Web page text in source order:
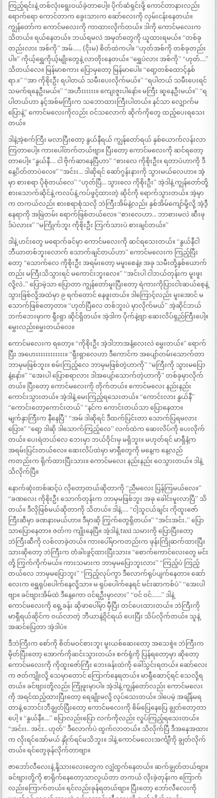
ကြည့်ရင်းနဲ့ တစ်လုံးရွေးဝယ်ခဲ့တာပေါ့။ ပိုက်ဆံရှင်းဖို့ ကောင်တာနားလည်း
ရောက်ရော ကောင်တာက ခွေးသားက ဆော်လေးကို လှမ်းငန်းနေတယ်။
ကျွန်တော်က ကောင်မလေးကို ကာထားလိုက်တယ်။ ဒါကို ကောင်မလေးက
သိတယ်။ ရယ်နေတယ်။ ဘယ်ရမလဲ အမှတ်တွေကို ယူထားရမယ်။ “တစ်ခု
တည်းလား အစ်ကို” အမ်…… (ငိုးမ) စိတ်ထဲကပါ။ “ဟုတ်အစ်ကို တစ်ခုတည်း
ပါ။” ကိုယ့်ရွှေကိုယ့်မျိုးတွေနဲ့ လာတိုးနေတယ်။ “ရွှေပဲလား အစ်ကို” “ဟုတ်….”
သိတယ်လေ။ မြန်မာစကား ပြောမှတော့ မြန်မာပေါ။ “ရော့တစ်ထောင့်နှစ်
ရာ.။” “အာ ကိုစိုးဦး ရပါတယ် သမီးပေးလိုက်မယ်။” “ရပါတယ် သမီးပေးရင်
သမက်ရနေဦးမယ်။” “အဟီးးးးးး။ ကျေးဇူးပါနော်။ မကြီး ဆူနေဦးမယ်။” “ရ
ပါတယ်ဟာ နင့်အစ်မကြီးက သဘောထားကြီးပါတယ်။ နင်သာ လျှောက်မ
ပြောနဲ့” ကောင်မလေးကိုလည်း ဝင်သလောက် ဆိုက်ကိုတွေ ထည့်ပေးရသေး
တယ်။
ဒါနဲ့အဲ့စက်ကြီး မလာပြီးတော့ နွယ်နီရယ် ကျွန်တော်ရယ် နှစ်ယောက်လန်းလာ
ကြတာပေါ့။ ကားပေါ်တက်တယ်ဗျာ။ ပြီးတော့ ကောင်မလေးကို ဆင်ရတော့
တာပေါ့။ “နွယ်နီ…. ငါ ဗိုက်ဆာနေပြီဟာ” “စားလေ ကိုစိုးဦး။ ရတာပဲဟာကို ဒီ
နေ့ပိတ်တာပဲလေ။” “အင်းး… ဒါဆိုရင် ဆော်ဂွန်းနားကို သွားမယ်လေဟာ။ အဲ့
မှာ စားစရာ ပိုစုံတယ်လေ” “ဟုတ်ပြီ… သွားလေ ကိုစိုးဦး” အဲ့ဒါနဲ့ ကျွန်တော်တို့
စားသောက်ဆိုင်နဲ့ ကလပ်နဲ့ ကပ်ဖွင့်ထားတဲ့ ဆိုင်ကို ရောက်သွားတယ်။ အဲ့မှာ
က တကယ်လည်း စားစရာစုံသလို ဘဲကြီးအိမ်နဲ့လည်း နှစ်အိမ်ကျော်မို့လို့ အဲ့ဒီ့
နေရာကို အမြဲတမ်း ရောက်ဖြစ်တယ်လေ။ “စားလေဟာ… ဘာစားမလဲ ဆီးဖု
ဒ်ပဲလား။” “မကြိုက်ဘူး ကိုစိုးဦး ကြက်သားပဲ စားချင်တယ်။”
ဒါနဲ့ ဟင်းတွေ မရောက်ခင်မှာ ကောင်မလေးကို ဆင်ရသေးတယ်။ “နွယ်နီငါ
ဘီယာတစ်ဘူးလောက် သောက်ချင်တယ်ဟာ” ကောင်မလေးက ကြည့်ပြီး
တော့ “သောက်လေ ကိုစိုးဦး အရမ်းတော့ မမူးစေနဲ့။ အခု သမီးတို့နှစ်ယောက်
တည်း မကြီးသိသွားရင် မကောင်းဘူးလေ။” “အင်းပါ ငါဘယ်တုန်းက မူးဖူး
လို့လဲ..” ပြောမဲ့သာ ပြောတာ ကျွန်တော်မူးပြီးတော့ ရဲကားကိုပြားငါးဆယ်စေ့နဲ့
သွားခြစ်လို့အထဲမှာ ၉ ရက်တောင် နေဖူးတယ်။ ဒါကြောင့်လည်း မူးအောင် မ
သောက်ဖြစ်တော့တာ။ “ဟုတ်ပြီလေ တစ်ဘူးပဲ မှာလိုက်မယ်” အဲ့ဆိုင်ဘယ်
ဘက်ဘေးမှာက ရှီးရှာ ဆိုင်ရှိတယ်။ အဲ့ဒါက ပိုက်နဲ့ဗျာ ဆေးလိပ်ရှည်ကြီးပေါ့။
မွှေးလည်းမွှေးတယ်လေ။
ကောင်မလေးက ရတော့။ “ကိုစိုးဦး အဲ့ဒါဘာအနံ့လေးလဲ မွှေးတယ်။” ရောက်
ပြီး အဟေးးးးးးးးးးးး။ “ရှီးရှာလေဟာ ဒီကောင်က အပျော်တမ်းသောက်တာ
ဘာမှမဖြစ်ဘူး။ စမ်းကြည့်လေ ဘာမှမဖြစ်တဲ့ဟာကို” “မကြီးကို သွားမပြော
နဲ့နော်။” “အေးပါ ပြောစရာလား ဒါအပျော်သောက်တဲ့ဟာကို” တစ်ခုမှာလိုက်
တယ်။ ပြီးတော့ ကောင်မလေးကို တိုက်တယ်။ ကောင်မလေး နည်းနည်း
ကောင်းသွားတယ်။ အဲ့ဒါနဲ့ မေးကြည့်ရသေးတယ်။ “ကောင်းလား နွယ်နီ”
“ကောင်းတော့ကောင်းတယ်” “နင်က ကောင်းတယ်သာ ပြောနေတာ။
မျက်နှာကြီးက နီနေပြီ” “အမ် ဒါဆိုရင် ဒီထက်ပြင်းတာ သောက်ပြရမလား
ပြော။” “ရော့ ဒါဆို ဒါသောက်ကြည့်လေ” လက်ထဲက ဆေးလိပ်ကို ပေးလိုက်
တယ်။ ပေးရဲတယ်လေ ဘေးမှာ ဘယ်ဝိုင်းမှ မရှိဘူး။ မဟုတ်ရင် မာရှီနံ့က
အရမ်းပြင်းတယ်လေ။ ဆေးလိပ်ထဲမှာ မာရှီတွေကို မနေ့က နေ့လည်
ကတည်းက ရိုက်ထားပြီးသား။ ကောင်မလေး နည်းနည်း ဝေသွားတယ်။ ဒါနဲ့
သိလိုက်ပြီ။
နောက်ဆုံးတစ်ဆင့်ပဲ လိုတော့တယ်ဆိုတာကို “ညီမလေး ပြန်ကြမယ်လေ။”
“ခဏလေး ကိုစိုးဦး သောက်တုန်းက ဘာမှမဖြစ်ဘူး အခု ခေါင်းမူးလာပြီ” သိ
တယ်။ ဒီလိုဖြစ်မယ်ဆိုတာကို သိတယ်။ ဒါနဲ့….. “ငါ့သူငယ်ချင်း ကိုထူးဇော်
ကြီးဆီမှာ ခဏနားမယ်ဟာ။ ဒီမှာဆို ကြွက်တွေရှိတယ်။” “အင်းအင်း..” ပြော
သာပြောနေတာ။ ဇတ်က ကျိုးနေပြီ။ အဲ့ဒါနဲ့ taxi သမားကို ပြောပြီးတော့
ဘဲကြီးဆီကို လစ်လာခဲ့တယ်။ ကားပေါ်မှာကတည်းက ဖုန်းကြိုဆက်ထားပြီး
သားဆိုတော့ ဘဲကြီးက တံခါးဖွင့်ထားပြီးသား။ “စောက်ကောင်လေးတွေ မင်း
တို့ ကြွက်ကိုက်မယ်။ ကားသမားက ဘာမှမပြောဘူးလား” “ကြည့်ပဲ ကြည့်
တယ်လေ ဘာမှမပြောဘူး” “ကြည့်လုပ်ကွာ ဒီလောက်ရုပ်ပျက်နေတာ။ ဆော်
လေးက ရွှေရုပ်ပေါက်နေလို့သာ။ မ ရုပ်ပေါက်နေရင် မင်းဆာကစ်ပဲ” “အေးပါ
ဗျာ။ ခင်ဗျားအိမ်ထဲ ဒီနေ့ကော ဝင်ရဦးမှာလား” “ဝင် ဝင်…….” ဒါနဲ့
ကောင်မလေးကို ရှေ့ခန်း ဆိုဖာပေါ်မှာ မှီပြီး တင်ပေးထားတယ်။ ဘဲကြီးကို
မာရှီရယ်ဆိုင်က ဝယ်လာတဲ့ ဘီယာနဲ့ဝိုင်ရယ် ပေးပြီး သိပ်လိုက်တယ်။ သူနဲ့
အဆင်ပြေတာ အဲ့ဒါပဲ။
ဒီဘဲကြီးက စော်ကို စိတ်မဝင်စားဘူး မူးယစ်ဆေးတော့ အသေစွဲ။ ဘဲကြီးက
မှိတ်ပြီးတော့ အောက်ကိုဆင်းသွားတယ်။ စက်ရုံကို ပြန်ရတော့မှာ ဆိုတော့
ကောင်မလေးကို ကိုထူးဇော်ကြီး ဘေးခန်းထဲကို ခေါ်သွင်းရတယ်။ ဆော်လေး
က ဇတ်ကျိုးလို့ သေမှာတောင် ကြောက်နေရတယ်။ မာရှီဆောင့်ရင် သေလို့ရ
တယ်။ ခင်ဗျားတို့လည်း ကြုံဖူးမှာပါ။ အဲ့ဒါနဲ့ ကျွန်တော်လည်း ကောင်မလေး
ကို အရင်ထည့်ထားပြီးတော့ ရေချိုးမလို့ လုပ်သေးတယ်။ ဒါပေမဲ့ အချိန်မရ
တာနဲ့ ဘောင်းဘီချွတ်ပြီးတော့ ကောင်မလေးကို စိမ်ပြေနေပြေ ချွတ်တော့တာ
ပေါ့ ။ “နွယ်နီ။….” ပြောလည်းပြော လက်ကိုလည်း လှုပ်ကြည့်ရသေးတယ်။
“အင်းး.. အင်း.. ဟုတ်” ဒီလောက်ပဲ ထွက်လာတယ်။ သိလိုက်ပြီ ဒီအနေအထား
က လိုးရင်အော်မယ် နှိုက်ရင်မသိဘူး။ ဒါနဲ့ ကောင်မလေးအင်္ကျီကို ချွတ်လိုက်
တယ်။ ရင်တွေခုန်လိုက်တာဗျာ။
ဇာဘော်လီလေးနဲ့ နို့သားလေးတွေက လျှံထွက်နေတယ်။ ဆက်ချွတ်တယ်ဗျာ။
ခင်ဗျားတို့ကို စာရိုက်နေတော့သာလွယ်တာ တကယ် လိုးခဲ့တုန်းက ကြောက်
လည်းကြောက်တယ်။ ရင်လည်းခုန်ရတယ်ဗျာ။ ပြီးတော့ ဘော်လီလေးကို